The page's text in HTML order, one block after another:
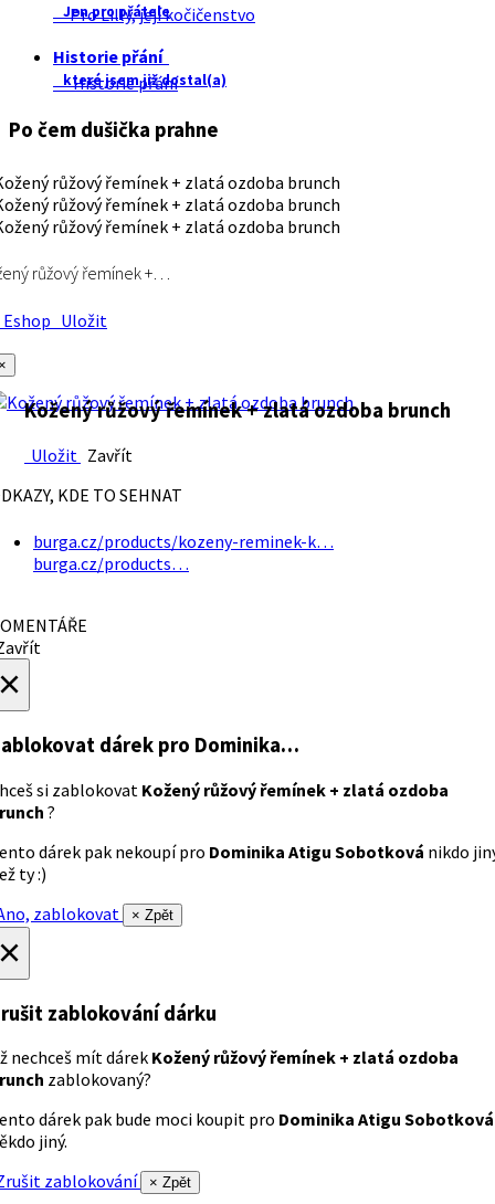
Jen pro přátele
Pro Lilly, její kočičenstvo
Historie přání
které jsem již dostal(a)
Historie přání
Po čem dušička prahne
růžový řemínek +…
Uložit
Kožený růžový řemínek + zlatá ozdoba brunch
Uložit Zavřít
KDE TO SEHNAT
burga.cz/products/kozeny-reminek-k…
burga.cz/products…
dárek pro Dominika…
si zablokovat Kožený růžový řemínek + zlatá ozdoba
?
dárek pak nekoupí pro Dominika Atigu Sobotková nikdo
ty :)
zablokovat
× Zpět
zablokování dárku
nechceš mít dárek Kožený růžový řemínek + zlatá ozdoba
zablokovaný?
dárek pak bude moci koupit pro Dominika Atigu Sobotková
jiný.
zablokování
× Zpět